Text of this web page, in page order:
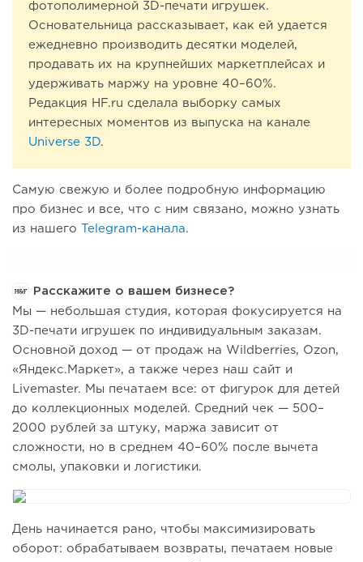
фотополимерной 3D-печати игрушек.
Основательница рассказывает, как ей удается
ежедневно производить десятки моделей,
продавать их на крупнейших маркетплейсах и
удерживать маржу на уровне 40–60%.
Редакция HF.ru сделала выборку самых
интересных моментов из выпуска на канале
Universe 3D.
Самую свежую и более подробную информацию
про бизнес и все, что с ним связано, можно узнать
из нашего Telegram-канала.
Расскажите о вашем бизнесе?
Мы — небольшая студия, которая фокусируется на
3D-печати игрушек по индивидуальным заказам.
Основной доход — от продаж на Wildberries, Ozon,
«Яндекс.Маркет», а также через наш сайт и
Livemaster. Мы печатаем все: от фигурок для детей
до коллекционных моделей. Средний чек — 500–
2000 рублей за штуку, маржа зависит от
сложности, но в среднем 40–60% после вычета
смолы, упаковки и логистики.
День начинается рано, чтобы максимизировать
оборот: обрабатываем возвраты, печатаем новые